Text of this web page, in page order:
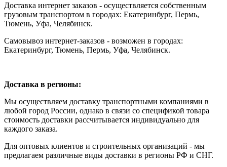
Доставка интернет заказов - осуществляется собственным
грузовым транспортом в городах: Екатеринбург, Пермь,
Тюмень, Уфа, Челябинск.
Самовывоз интернет-заказов - возможен в городах:
Екатеринбург, Тюмень, Пермь, Уфа, Челябинск.
Доставка в регионы:
Мы осуществляем доставку транспортными компаниями в
любой город России, однако в связи со спецификой товара
стоимость доставки рассчитывается индивидуально для
каждого заказа.
Для оптовых клиентов и строительных организаций - мы
предлагаем различные виды доставки в регионы РФ и СНГ.